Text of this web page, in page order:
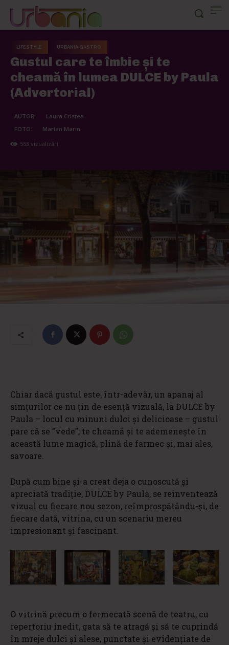
LIFESTYLE URBANIA GASTRO
Gustul care te îmbie și te
cheamă în lumea DULCE by Paula
(Advertorial)
AUTOR:
Laura Cristea
FOTO:
Marian Marin
553 vizualizări
Chiar dacă gustul este, într-adevăr, un apanaj al
simțurilor ce nu țin de esență vizuală, la DULCE by
Paula – locul cu minuni dulci și delicioase – gustul
pare că se ”vede”; te cheamă și te ademenește în
această lume magică, plină de farmec și, mai ales,
savoare.
După cum bine și-a creat deja o cunoscută și
apreciată tradiție, DULCE by Paula, se reinventează
vizual cu fiecare nou sezon, reîmprospătându-și, de
fiecare dată, vitrina, cu un scenariu mereu
impresionant și fascinant.
O vitrină precum o fermecată scenă de teatru, cu
repertoriu inedit, gata să te atragă și să te cuprindă
în mreje dulci și alese, punctate și evidențiate de